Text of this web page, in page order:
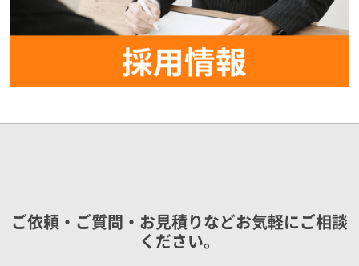
ご依頼・ご質問・お見積りなどお気軽にご相談
ください。